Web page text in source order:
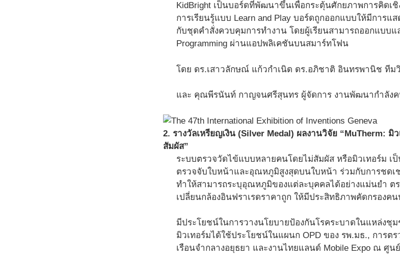
KidBright เป็นบอร์ดที่พัฒนาขึ้นเพื่อกระตุ้นศักยภาพการคิดเชิ
การเรียนรู้แบบ Learn and Play บอร์ดถูกออกแบบให้มีการแ
กับชุดคำสั่งควบคุมการทำงาน โดยผู้เรียนสามารถออกแบบแ
Programming ผ่านแอปพลิเคชันบนสมาร์ทโฟน
โดย ดร.เสาวลักษณ์ แก้วกำเนิด ดร.อภิชาติ อินทรพานิช ทีม
และ คุณพีรนันท์ กาญจนศรีสุนทร ผู้จัดการ งานพัฒนากำลังค
2. รางวัลเหรียญเงิน (Silver Medal) ผลงานวิจัย “MuTherm:
สัมผัส”
ระบบตรวจวัดไข้แบบหลายคนโดยไม่สัมผัส หรือมิวเทอร์ม เ
ตรวจจับใบหน้าและอุณหภูมิสูงสุดบนใบหน้า ร่วมกับการชด
ทำให้สามารถระบุอุณหภูมิของแต่ละบุคคลได้อย่างแม่นยำ ต
เปลี่ยนกล้องอินฟราเรดราคาถูก ให้มีประสิทธิภาพคัดกรองค
มีประโยชน์ในการวางนโยบายป้องกันโรคระบาดในแหล่งชุ
มิวเทอร์มได้ใช้ประโยชน์ในแผนก OPD ของ รพ.มธ., การ
เรือนจำกลางอยุธยา และงานไทยแลนด์ Mobile Expo ณ ศู